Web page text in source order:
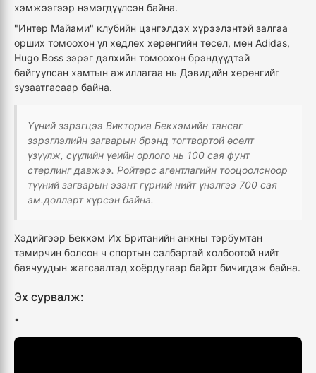
хэмжээгээр нэмэгдүүлсэн байна.
"Интер Майами" клубийн цэнгэлдэх хүрээлэнтэй залгаа
орших томоохон үл хөдлөх хөрөнгийн төсөл, мөн Adidas,
Hugo Boss зэрэг дэлхийн томоохон брэндүүдтэй
байгуулсан хамтын ажиллагаа нь Дэвидийн хөрөнгийг
зузаатгасаар байна.
Үүний зэрэгцээ Викториа Бекхэмийн тансаг
зэрэглэлийн загварын брэнд тогтвортой өсөлт
үзүүлж, сүүлийн үеийн орлого нь 100 сая фунт
стерлинг давжээ. Ройтерс агентлагийн тооцоолсноор
түүний загварын эзэнт гүрний нийт үнэлгээ 700 сая
ам.долларт хүрсэн байна.
Хэдийгээр Бекхэм Их Британийн анхны тэрбумтан
тамирчин болсон ч спортын салбартай холбоотой нийт
баячуудын жагсаалтад хоёрдугаар байрт бичигдэж байна.
Эх сурвалж:
•